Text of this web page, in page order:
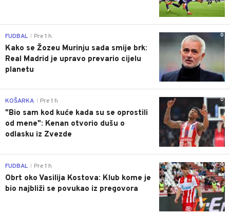
0
FUDBAL Pre 1 h
Kako se Žozeu Murinju sada smije brk:
Real Madrid je upravo prevario cijelu
planetu
0
KOŠARKA Pre 1 h
"Bio sam kod kuće kada su se oprostili
od mene": Kenan otvorio dušu o
odlasku iz Zvezde
0
FUDBAL Pre 1 h
Obrt oko Vasilija Kostova: Klub kome je
bio najbliži se povukao iz pregovora